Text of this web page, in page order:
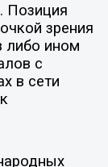
Позиция
зрения
либо ином
с
в сети